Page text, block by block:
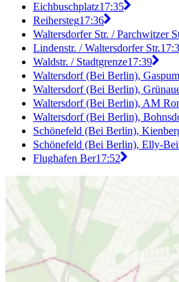
Eichbuschplatz17:35
Reihersteg17:36
Waltersdorfer Str. / Parchwitzer
Lindenstr. / Waltersdorfer Str.
Waldstr. / Stadtgrenze17:39
Waltersdorf (Bei Berlin),
Waltersdorf (Bei Berlin),
Waltersdorf (Bei Berlin), AM
Waltersdorf (Bei Berlin),
Schönefeld (Bei Berlin),
Schönefeld (Bei Berlin), Elly-
Flughafen Ber17:52